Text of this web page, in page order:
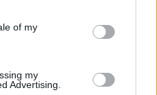
of my
my
Advertising.
για καλύτερο
Θεοδωρίδου με τη